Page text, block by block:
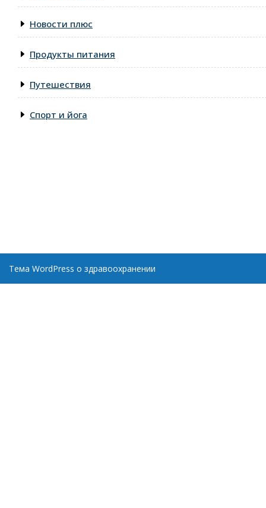
Новости плюс
Продукты питания
Путешествия
Спорт и йога
Тема WordPress о здравоохранении